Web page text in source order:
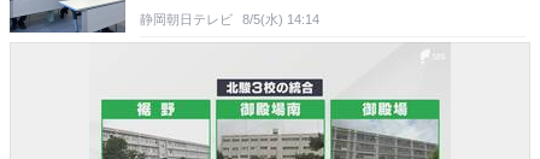
で採用環境は依然厳しい 財務省静岡財務事
務所
静岡朝日テレビ 8/5(水) 14:14